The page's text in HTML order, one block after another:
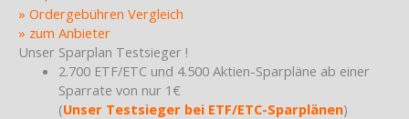
» Ordergebühren Vergleich
» zum Anbieter
Unser Sparplan Testsieger !
2.700 ETF/ETC und 4.500 Aktien-Sparpläne ab einer
Sparrate von nur 1€
(Unser Testsieger bei ETF/ETC-Sparplänen)